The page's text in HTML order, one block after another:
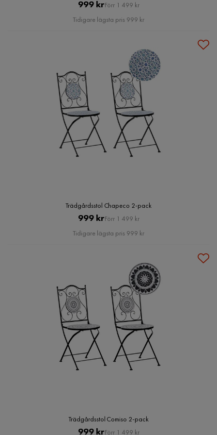
Pris
999 kr Original
Pris
Förr 1 499 kr
Tidigare lägsta pris 999 kr
Trädgårdsstol Chapeco 2-pack
Pris
999 kr Original
Pris
Förr 1 499 kr
Tidigare lägsta pris 999 kr
Trädgårdsstol Comiso 2-pack
Pris
999 kr Original
Förr 1 499 kr